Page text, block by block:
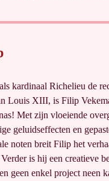
kardinaal Richelieu de
Louis XIII, is Filip
Met zijn vloeiende
geluidseffecten en
noten breit Filip het
is hij een creatieve
geen enkel project neen